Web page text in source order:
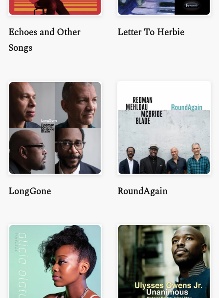
Echoes and Other
Songs
Letter To Herbie
LongGone RoundAgain